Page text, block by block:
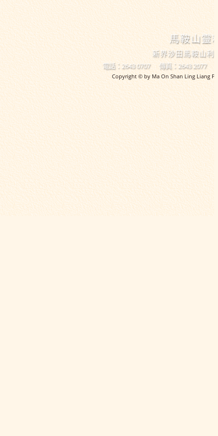
馬鞍山靈
新界沙田馬鞍山
電話：2643 0707 傳真：2643 2077
Copyright © by Ma On Shan Ling Liang